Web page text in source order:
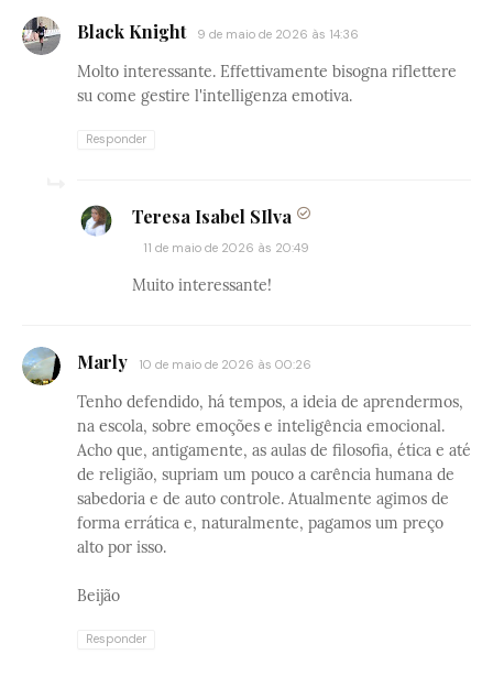
Black Knight 9 de maio de 2026 às 14:36
Molto interessante. Effettivamente bisogna riflettere
su come gestire l'intelligenza emotiva.
Responder
Teresa Isabel SIlva
11 de maio de 2026 às 20:49
Muito interessante!
Marly 10 de maio de 2026 às 00:26
Tenho defendido, há tempos, a ideia de aprendermos,
na escola, sobre emoções e inteligência emocional.
Acho que, antigamente, as aulas de filosofia, ética e até
de religião, supriam um pouco a carência humana de
sabedoria e de auto controle. Atualmente agimos de
forma errática e, naturalmente, pagamos um preço
alto por isso.
Beijão
Responder